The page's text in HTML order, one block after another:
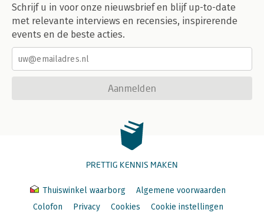
Schrijf u in voor onze nieuwsbrief en blijf up-to-date
met relevante interviews en recensies, inspirerende
events en de beste acties.
Aanmelden
PRETTIG KENNIS MAKEN
Thuiswinkel waarborg
Algemene voorwaarden
Colofon
Privacy Cookies Cookie instellingen